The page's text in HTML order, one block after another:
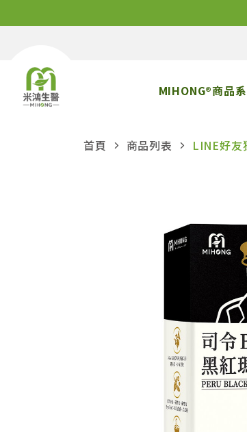
MIHONG®商品
首頁 商品列表 LINE好